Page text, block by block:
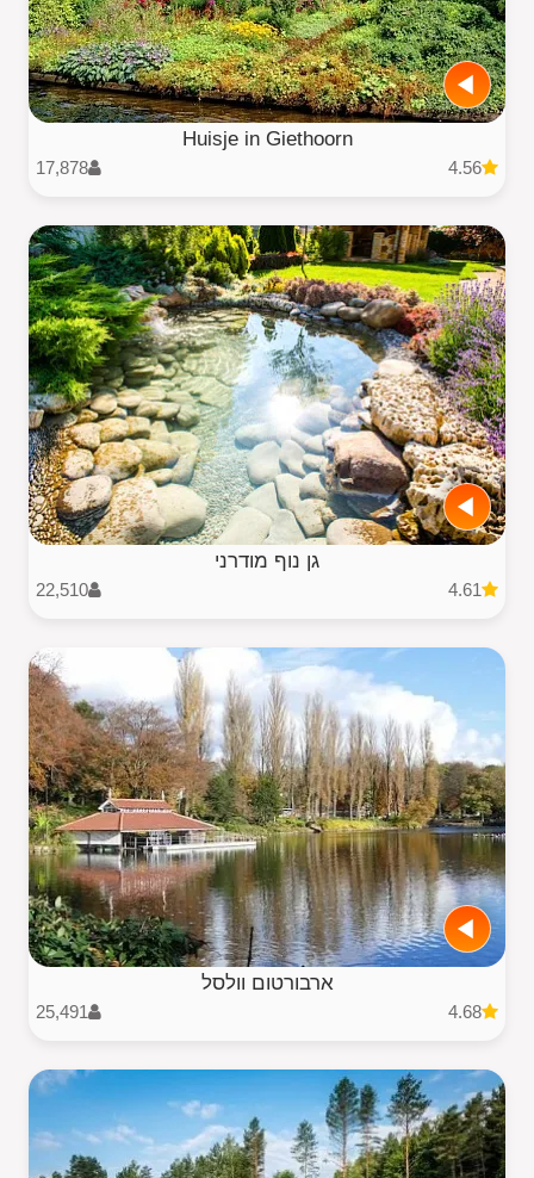
Huisje in Giethoorn
4.56
17,878
גן נוף מודרני
4.61
22,510
ארבורטום וולסל
4.68
25,491